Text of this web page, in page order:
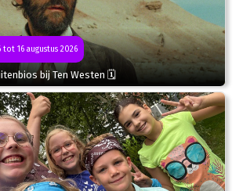
tot 16 augustus 2026
bij Ten Westen 🗓